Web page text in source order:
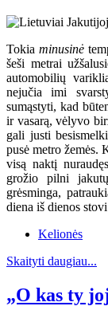
Tokia minusinė
šeši metrai
automobilių
nejučia imi
sumąstyti, kad
ir vasarą, vėlyvo
gali justi
pusė metro žemės.
visą naktį
grožio pilni
grėsminga,
diena iš dienos
Kelionės
Skaityti daugiau...
„O kas ty